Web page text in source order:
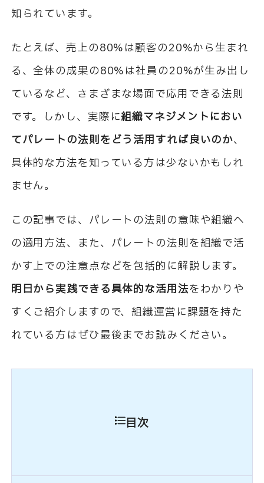
知られています。
たとえば、売上の80%は顧客の20%から生まれ
る、全体の成果の80%は社員の20%が生み出し
ているなど、さまざまな場面で応用できる法則
です。しかし、実際に組織マネジメントにおい
てパレートの法則をどう活用すれば良いのか、
具体的な方法を知っている方は少ないかもしれ
ません。
この記事では、パレートの法則の意味や組織へ
の適用方法、また、パレートの法則を組織で活
かす上での注意点などを包括的に解説します。
明日から実践できる具体的な活用法をわかりや
すくご紹介しますので、組織運営に課題を持た
れている方はぜひ最後までお読みください。
目次